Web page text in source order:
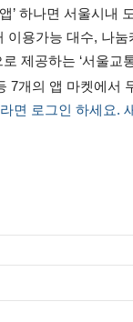
’ 하나면 서울시내
이용가능 대수, 나
제공하는 ‘서울교
7개의 앱 마켓에서
면 로그인 하세요.